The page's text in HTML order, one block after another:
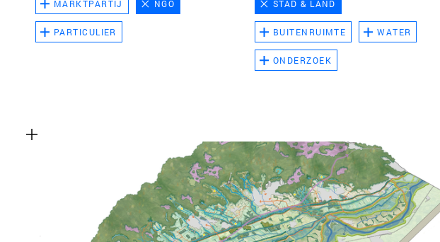
MARKTPARTIJ NGO
PARTICULIER
STAD & LAND
BUITENRUIMTE WATER
ONDERZOEK